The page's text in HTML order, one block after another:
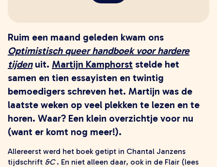
zoeken
Ruim een maand geleden kwam ons
Optimistisch queer handboek voor hardere
tijdenuit. Martijn Kamphorst stelde het
samen en tien essayisten en twintig
bemoedigers schreven het. Martijn was de
laatste weken op veel plekken te lezen en te
horen. Waar? Een klein overzichtje voor nu
(want er komt nog meer!).
Allereerst werd het boek getipt in Chantal Janzens
tijdschrift &C. En niet alleen daar, ook in de Flair (lees